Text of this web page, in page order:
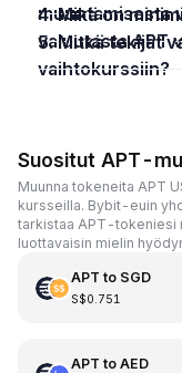
muuntamisesta
4. Mikä on minimisumma, jonka voin muuntaa
valuutasta APT
5. Mitkä tekijät vaikuttavat parin APT–ILS
vaihtokurssiin?
Suositut APT-
Muunna tokeneita APT
kursseilla. Bybit-euin
tarkistaa APT-tokeniesi
luottavaisin mielin
APT to SGD
S$0.751
APT to AED